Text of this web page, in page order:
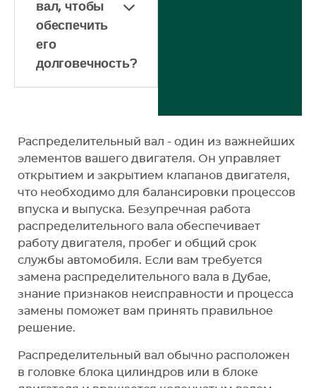
вал, чтобы
обеспечить
его
долговечность?
Распределительный вал - один из важнейших
элементов вашего двигателя. Он управляет
открытием и закрытием клапанов двигателя,
что необходимо для балансировки процессов
впуска и выпуска. Безупречная работа
распределительного вала обеспечивает
работу двигателя, пробег и общий срок
службы автомобиля. Если вам требуется
замена распределительного вала в Дубае,
знание признаков неисправности и процесса
замены поможет вам принять правильное
решение.
Распределительный вал обычно расположен
в головке блока цилиндров или в блоке